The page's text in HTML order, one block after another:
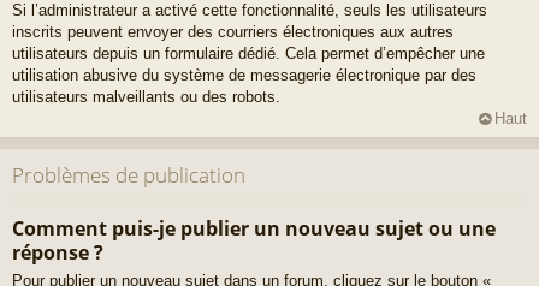
Si l’administrateur a activé cette fonctionnalité, seuls les utilisateurs
inscrits peuvent envoyer des courriers électroniques aux autres
utilisateurs depuis un formulaire dédié. Cela permet d’empêcher une
utilisation abusive du système de messagerie électronique par des
utilisateurs malveillants ou des robots.
Haut
Problèmes de publication
Comment puis-je publier un nouveau sujet ou une
réponse ?
Pour publier un nouveau sujet dans un forum, cliquez sur le bouton «